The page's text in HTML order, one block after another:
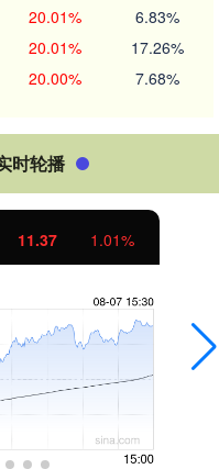
20.01% 6.83%
20.01% 17.26%
20.00% 7.68%
时轮播
11.37 1.01%